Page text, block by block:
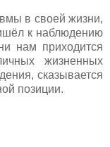
в своей жизни,
к наблюдению
нам приходится
жизненных
сказывается
позиции.